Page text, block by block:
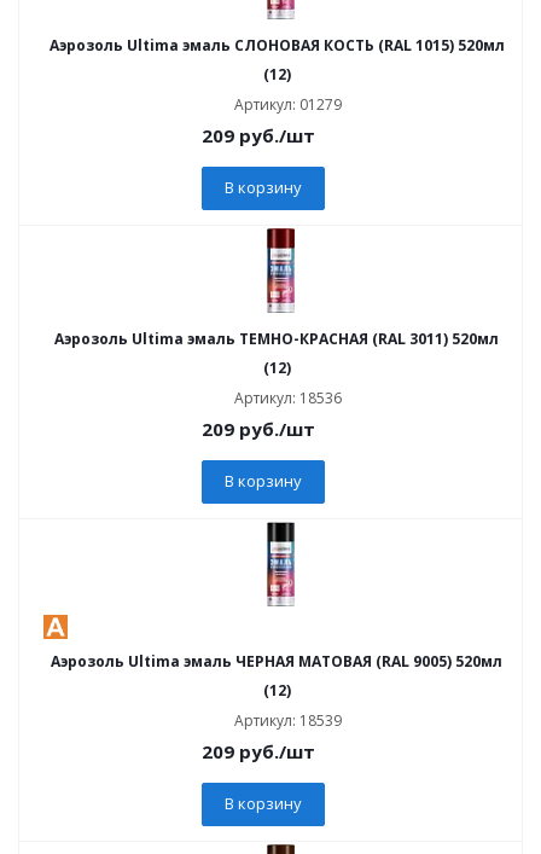
Аэрозоль Ultima эмаль СЛОНОВАЯ КОСТЬ (RAL 1015) 520мл
(12)
Артикул: 01279
209 руб./шт
В корзину
Аэрозоль Ultima эмаль ТЕМНО-КРАСНАЯ (RAL 3011) 520мл
(12)
Артикул: 18536
209 руб./шт
В корзину
Аэрозоль Ultima эмаль ЧЕРНАЯ МАТОВАЯ (RAL 9005) 520мл
(12)
Артикул: 18539
209 руб./шт
В корзину